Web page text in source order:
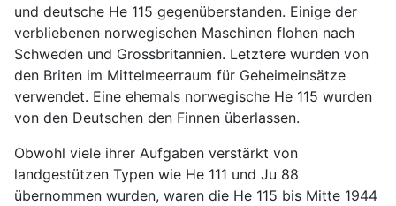
und deutsche He 115 gegenüberstanden. Einige der
verbliebenen norwegischen Maschinen flohen nach
Schweden und Grossbritannien. Letztere wurden von
den Briten im Mittelmeerraum für Geheimeinsätze
verwendet. Eine ehemals norwegische He 115 wurden
von den Deutschen den Finnen überlassen.
Obwohl viele ihrer Aufgaben verstärkt von
landgestützen Typen wie He 111 und Ju 88
übernommen wurden, waren die He 115 bis Mitte 1944